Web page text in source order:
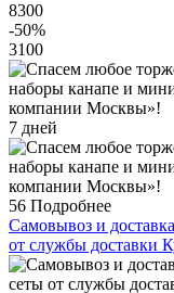
8300
-50%
3100
7 дней
56 Подробнее
Самовывоз и
от службы доставки